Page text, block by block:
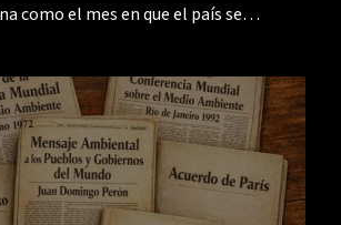
como el mes en que el país se…